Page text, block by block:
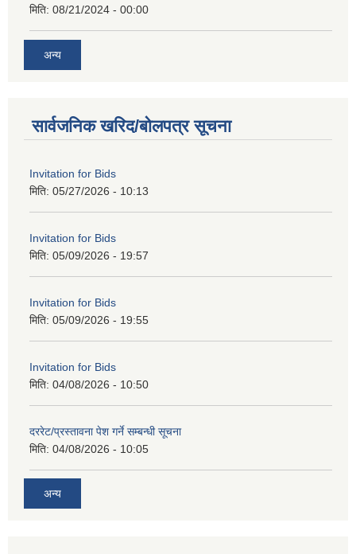
मिति: 08/21/2024 - 00:00
अन्य
सार्वजनिक खरिद/बोलपत्र सूचना
Invitation for Bids
मिति: 05/27/2026 - 10:13
Invitation for Bids
मिति: 05/09/2026 - 19:57
Invitation for Bids
मिति: 05/09/2026 - 19:55
Invitation for Bids
मिति: 04/08/2026 - 10:50
दररेट/प्रस्तावना पेश गर्ने सम्बन्धी सूचना
मिति: 04/08/2026 - 10:05
अन्य